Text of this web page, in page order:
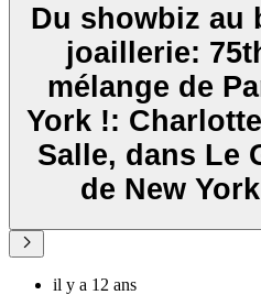
Du showbiz au
joaillerie:
mélange de
York !:
Salle, dans Le
de New
il y a 12 ans